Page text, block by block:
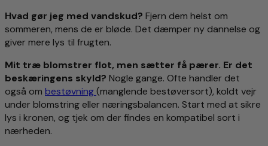
Hvad gør jeg med vandskud? Fjern dem helst om
sommeren, mens de er bløde. Det dæmper ny dannelse og
giver mere lys til frugten.
Mit træ blomstrer flot, men sætter få pærer. Er det
beskæringens skyld? Nogle gange. Ofte handler det
også om bestøvning(manglende bestøversort), koldt vejr
under blomstring eller næringsbalancen. Start med at sikre
lys i kronen, og tjek om der findes en kompatibel sort i
nærheden.